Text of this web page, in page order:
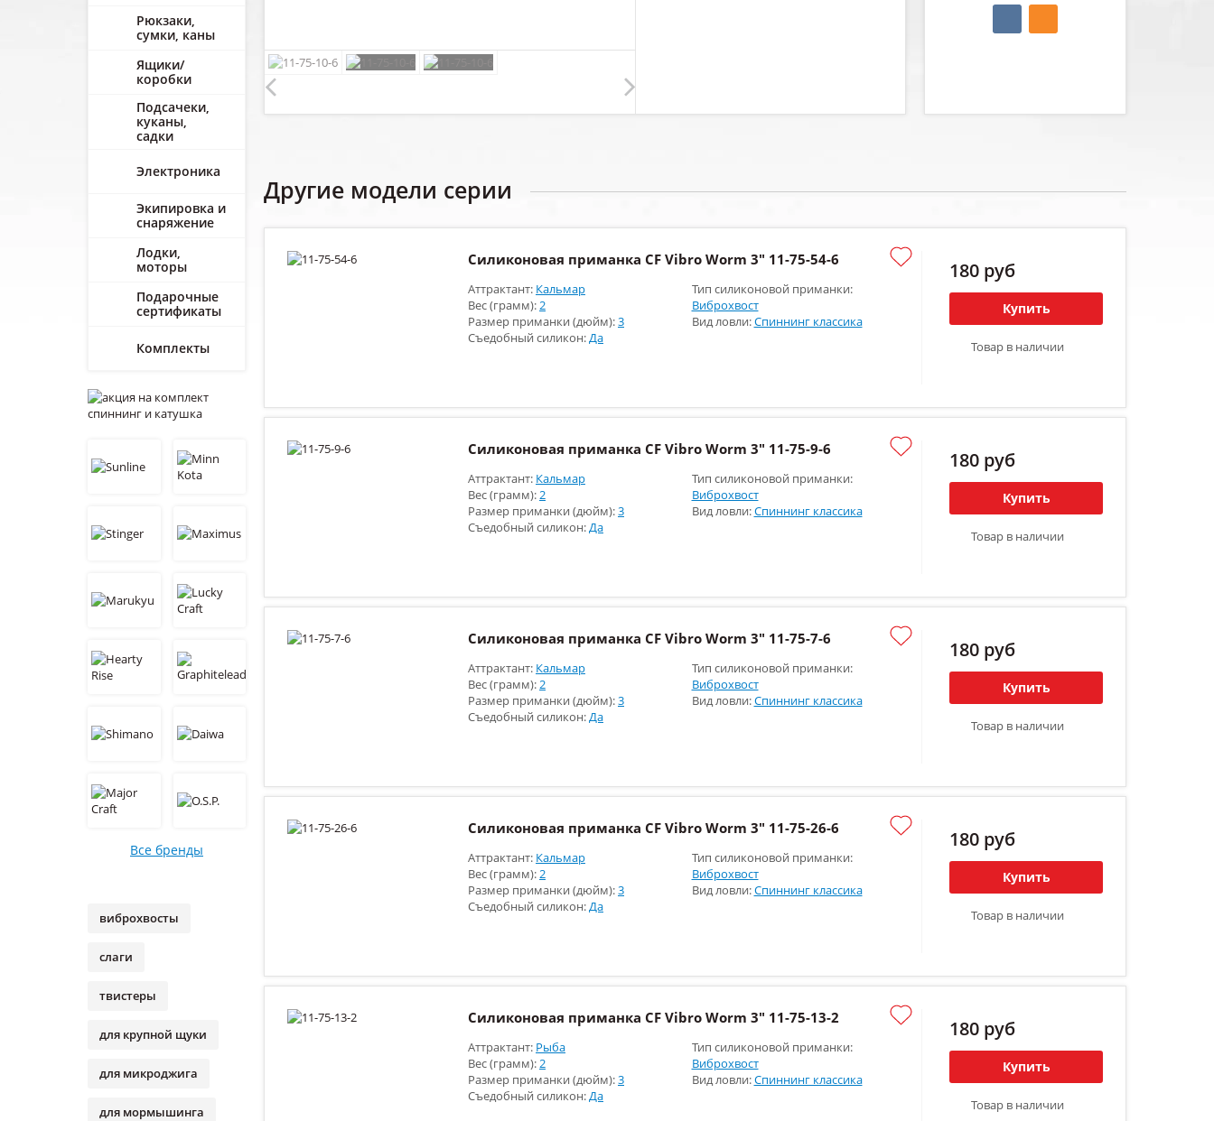
Другие модели серии
Силиконовая приманка CF Vibro Worm 3" 11-75-54-6
Аттрактант: Кальмар
Вес (грамм):2
Размер приманки (дюйм):3
Съедобный силикон:Да
Тип силиконовой приманки:
Виброхвост
Вид ловли:Спиннинг классика
180 руб
Купить
Товар в наличии
Силиконовая приманка CF Vibro Worm 3" 11-75-9-6
Аттрактант: Кальмар
Вес (грамм):2
Размер приманки (дюйм):3
Съедобный силикон:Да
Тип силиконовой приманки:
Виброхвост
Вид ловли:Спиннинг классика
180 руб
Купить
Товар в наличии
Силиконовая приманка CF Vibro Worm 3" 11-75-7-6
Аттрактант: Кальмар
Вес (грамм):2
Размер приманки (дюйм):3
Съедобный силикон:Да
Тип силиконовой приманки:
Виброхвост
Вид ловли:Спиннинг классика
180 руб
Купить
Товар в наличии
Силиконовая приманка CF Vibro Worm 3" 11-75-26-6
Аттрактант: Кальмар
Вес (грамм):2
Размер приманки (дюйм):3
Съедобный силикон:Да
Тип силиконовой приманки:
Виброхвост
Вид ловли:Спиннинг классика
180 руб
Купить
Товар в наличии
Силиконовая приманка CF Vibro Worm 3" 11-75-13-2
Аттрактант: Рыба
Вес (грамм):2
Размер приманки (дюйм):3
Съедобный силикон:Да
Тип силиконовой приманки:
Виброхвост
Вид ловли:Спиннинг классика
180 руб
Купить
Товар в наличии
Рюкзаки,
сумки, каны
Ящики/
коробки
Подсачеки,
куканы,
садки
Электроника
Экипировка и
снаряжение
Лодки,
моторы
Подарочные
сертификаты
Комплекты
Все бренды
виброхвосты
слаги
твистеры
для крупной щуки
для микроджига
для мормышинга